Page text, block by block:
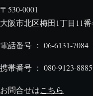
〒530-0001
大阪市北区梅田1丁目11
電話番号 ： 06-6131-7084
携帯番号 ： 080-9123-8885
お問合せはこちら